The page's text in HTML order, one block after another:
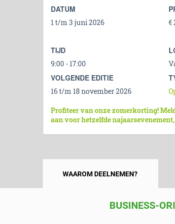
DATUM
1 t/m 3 juni 2026 €
TIJD
9:00 - 17:00
VOLGENDE EDITIE
16 t/m 18 november 2026
Profiteer van onze zomerkorting!
aan voor hetzelfde
WAAROM DEELNEMEN?
BUSINESS-